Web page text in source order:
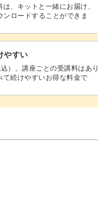
、キットと一緒にお届け、
ンロードすることができま
やすい
）。講座ごとの受講料はあり
て続けやすいお得な料金で